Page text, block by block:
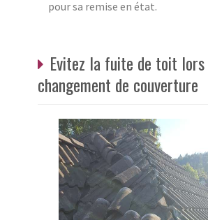
pour sa remise en état.
Evitez la fuite de toit lors
changement de couverture